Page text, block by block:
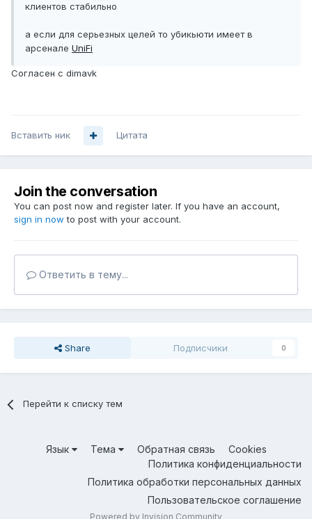
клиентов стабильно
а если для серьезных целей то убикьюти имеет в
арсенале UniFi
Согласен с dimavk
Вставить ник Цитата
Join the conversation
You can post now and register later. If you have an account,
sign in now to post with your account.
Ответить в тему...
Share Подписчики 0
Перейти к списку тем
Язык Тема Обратная связь
Cookies
Политика конфиденциальности
Политика обработки персональных данных
Пользовательское соглашение
Powered by Invision Community